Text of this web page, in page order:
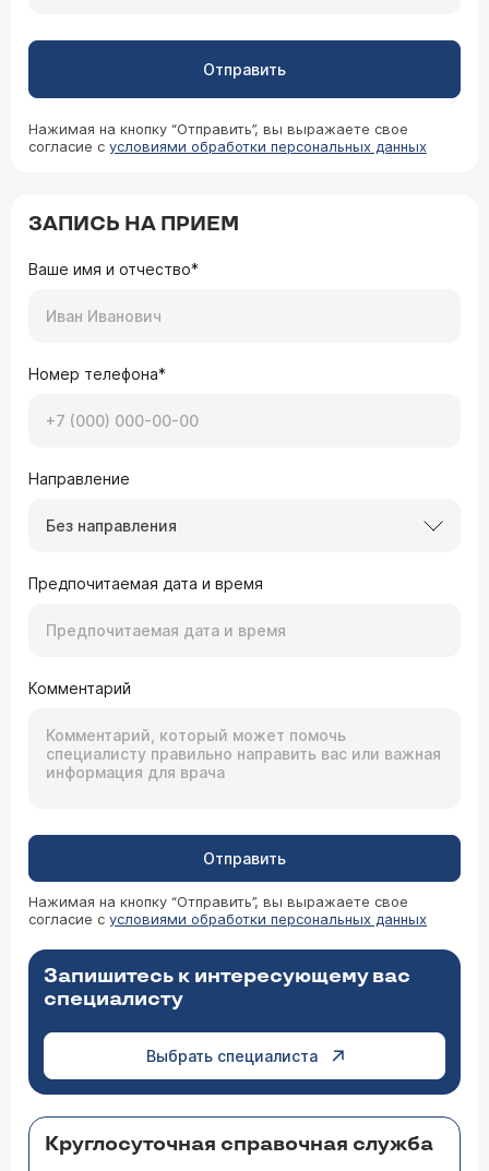
Отправить
Нажимая на кнопку “Отправить”, вы выражаете свое
согласие с условиями обработки персональных данных
ЗАПИСЬ НА ПРИЕМ
Ваше имя и отчество*
Номер телефона*
Направление
Без направления
Предпочитаемая дата и время
Комментарий
Отправить
Нажимая на кнопку “Отправить”, вы выражаете свое
согласие с условиями обработки персональных данных
Запишитесь к интересующему вас
специалисту
Выбрать специалиста
Круглосуточная справочная служба